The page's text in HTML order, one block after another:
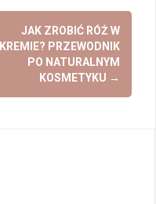
JAK ZROBIĆ RÓŻ W
KREMIE? PRZEWODNIK
PO NATURALNYM
KOSMETYKU →